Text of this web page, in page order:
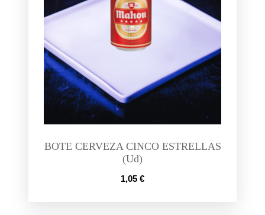
BOTE CERVEZA CINCO ESTRELLAS
(Ud)
1,05 €